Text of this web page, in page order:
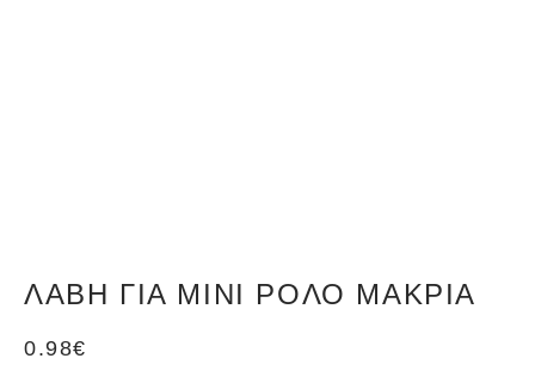
ΛΑΒΉ ΓΙΑ ΜΊΝΙ ΡΟΛΌ ΜΑΚΡΙΆ
0.98€